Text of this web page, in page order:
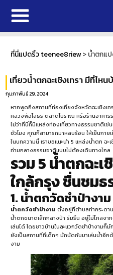
ที่นี่แปดริ้ว teenee8riew>น้ำตกแ
เที่ยวน้ำตกฉะเชิงเทรา มีที่ไห
กุมภาพันธ์ 29, 2024
หากพูดถึงสถานที่ท่องเที่ยงจังหวัดฉะเชิงเ
หลวงพ่อโสธร ตลาดโบราณ หรือร้านอาหา
ไม่ว่าที่นี่ก็มีแหล่งท่องเที่ยวทางธรรมชาติเช่
ชั่วโมง คุณก็สามารถมาหลบร้อน ให้เย็นกาย
ในบทความนี้ เราขอแนะนำ 5 แหล่งน้ำตก ฉ
ท่ามกลางธรรมชาติแบบไม่ต้องเดินทางไกล
รวม 5 น้ำตกฉะเ
ใกล้กรุง ชื่นชมธ
1. น้ำตกวัดชำป่างาม
น้ำตกวัดชำป่างาม ตั้งอยู่ที่ตำบลท่ากระดา
น้ำตกขนาดเล็กกลางป่า ร่มรื่น อยู่ไม่ไกลจา
เล่นได้ โดยชาวบ้านในละแวกวัดชำป่างาม
ยังเป็นสถานที่ที่เด็กๆ มักนัดกันมาเล่นน้ำอีกด้
งาม